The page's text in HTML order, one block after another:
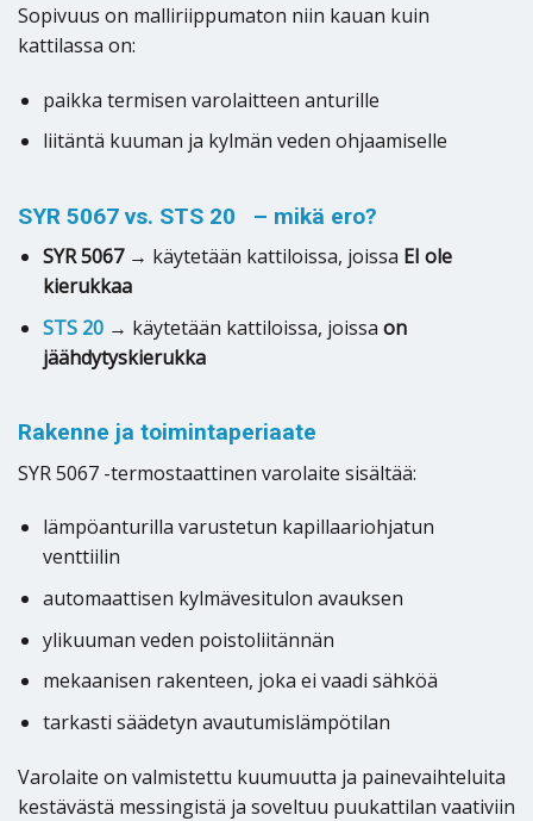
Sopivuus on malliriippumaton niin kauan kuin
kattilassa on:
paikka termisen varolaitteen anturille
liitäntä kuuman ja kylmän veden ohjaamiselle
SYR 5067 vs. STS 20 – mikä ero?
SYR 5067→ käytetään kattiloissa, joissa EI ole
kierukkaa
STS 20→ käytetään kattiloissa, joissa on
jäähdytyskierukka
Rakenne ja toimintaperiaate
SYR 5067 -termostaattinen varolaite sisältää:
lämpöanturilla varustetun kapillaariohjatun
venttiilin
automaattisen kylmävesitulon avauksen
ylikuuman veden poistoliitännän
mekaanisen rakenteen, joka ei vaadi sähköä
tarkasti säädetyn avautumislämpötilan
Varolaite on valmistettu kuumuutta ja painevaihteluita
kestävästä messingistä ja soveltuu puukattilan vaativiin